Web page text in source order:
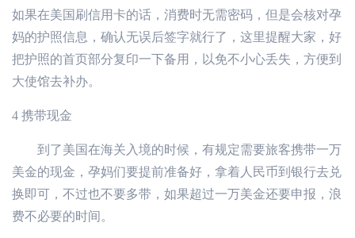
如果在美国刷信用卡的话，消费时无需密码，但是会核对孕
妈的护照信息，确认无误后签字就行了，这里提醒大家，好
把护照的首页部分复印一下备用，以免不小心丢失，方便到
大使馆去补办。
4 携带现金
到了美国在海关入境的时候，有规定需要旅客携带一万
美金的现金，孕妈们要提前准备好，拿着人民币到银行去兑
换即可，不过也不要多带，如果超过一万美金还要申报，浪
费不必要的时间。